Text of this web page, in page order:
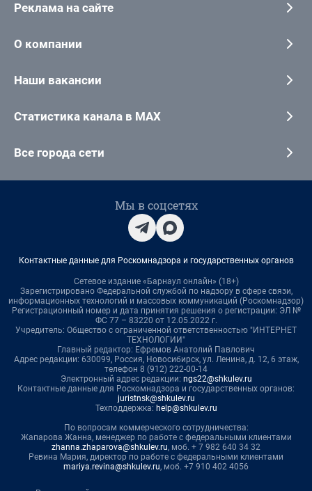
Реклама на сайте
О компании
Наши вакансии
Статистика канала в MAX
Все города сети
Мы в соцсетях
Контактные данные для Роскомнадзора и государственных органов
Сетевое издание «Барнаул онлайн» (18+)
Зарегистрировано Федеральной службой по надзору в сфере связи,
информационных технологий и массовых коммуникаций (Роскомнадзор)
Регистрационный номер и дата принятия решения о регистрации: ЭЛ №
ФС 77 – 83220 от 12.05.2022 г.
Учредитель: Общество с ограниченной ответственностью "ИНТЕРНЕТ
ТЕХНОЛОГИИ"
Главный редактор: Ефремов Анатолий Павлович
Адрес редакции: 630099, Россия, Новосибирск, ул. Ленина, д. 12, 6 этаж,
телефон 8 (912) 222-00-14
Электронный адрес редакции: ngs22@shkulev.ru
Контактные данные для Роскомнадзора и государственных органов:
juristnsk@shkulev.ru
Техподдержка: help@shkulev.ru
По вопросам коммерческого сотрудничества:
Жапарова Жанна, менеджер по работе с федеральными клиентами
zhanna.zhaparova@shkulev.ru, моб. + 7 982 640 34 32
Ревина Мария, директор по работе с федеральными клиентами
mariya.revina@shkulev.ru, моб. +7 910 402 4056